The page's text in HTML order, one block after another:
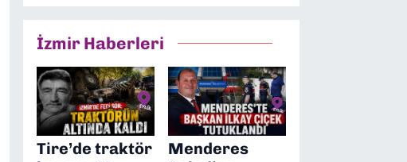
İzmir Haberleri
Tire’de traktör
Menderes